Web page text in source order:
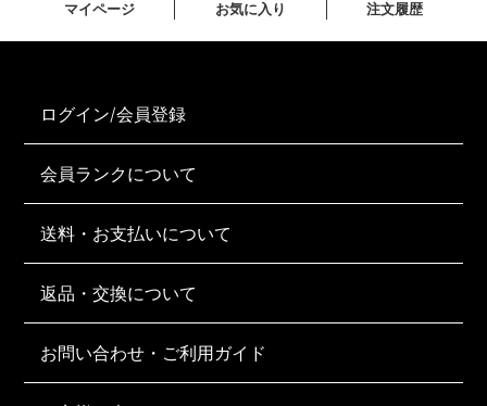
マイページ お気に入り 注文履歴
ログイン/会員登録
会員ランクについて
送料・お支払いについて
返品・交換について
お問い合わせ・ご利用ガイド